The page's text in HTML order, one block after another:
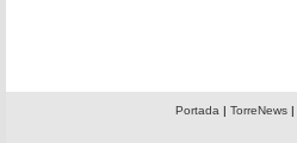
Portada | TorreNews|